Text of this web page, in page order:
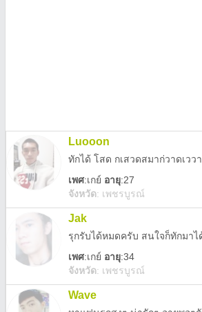
Luooon
ทักได้ โสด กเสวดสมาก่วาดเววา
เพศ:เกย์ อายุ:27
จังหวัด: เพชรบูรณ์
Jak
เพศ:เกย์ อายุ:34
จังหวัด: เพชรบูรณ์
Wave